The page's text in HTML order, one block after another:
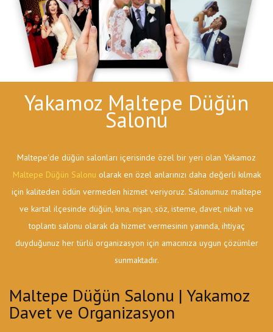
Yakamoz Maltepe Düğün
Salonu
Maltepe'de düğün salonları içerisinde özel bir yeri olan Yakamoz
Maltepe Düğün Salonu olarak en özel anlarınızı daha değerli kılmak
için kaliteden ödün vermeden hizmet veriyoruz. Salonumuz maltepe
ve kartal ilçesinde düğün, kına, nişan, söz, isteme, davet, nikah ve
toplantı salonu olarak da hizmet vermesinin yanında, ihtiyaç
duyduğunuz her türlü organizasyon için amacınıza uygun çözümler
sunmaktadır.
Maltepe Düğün Salonu | Yakamoz
Davet ve Organizasyon